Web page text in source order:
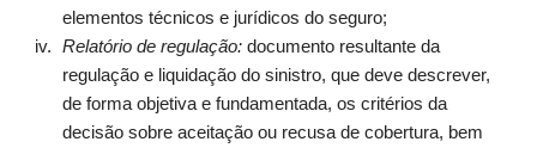
elementos técnicos e jurídicos do seguro;
Relatório de regulação:documento resultante da
regulação e liquidação do sinistro, que deve descrever,
de forma objetiva e fundamentada, os critérios da
decisão sobre aceitação ou recusa de cobertura, bem